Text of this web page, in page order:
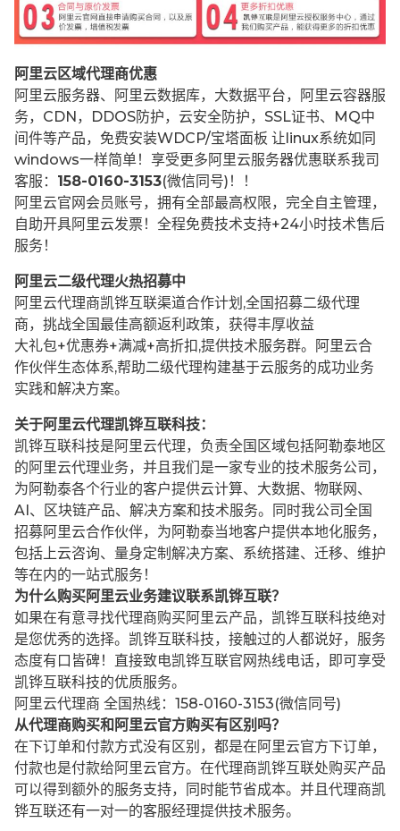
阿里云区域代理商优惠
阿里云服务器、阿里云数据库，大数据平台，阿里云容器服
务，CDN，DDOS防护，云安全防护，SSL证书、MQ中
间件等产品，免费安装WDCP/宝塔面板 让 linux系统如同
windows一样简单！享受更多阿里云服务器优惠联系我司
客服： 158-0160-3153(微信同号)！！
阿里云官网会员账号，拥有全部最高权限，完全自主管理，
自助开具阿里云发票！全程免费技术支持+24小时技术售后
服务！
阿里云二级代理火热招募中
阿里云代理商凯铧互联渠道合作计划,全国招募二级代理
商，挑战全国最佳高额返利政策，获得丰厚收益
大礼包+优惠券+满减+高折扣,提供技术服务群。阿里云合
作伙伴生态体系,帮助二级代理构建基于云服务的成功业务
实践和解决方案。
关于阿里云代理凯铧互联科技：
凯铧互联科技是阿里云代理，负责全国区域包括阿勒泰地区
的阿里云代理业务，并且我们是一家专业的技术服务公司，
为阿勒泰各个行业的客户提供云计算、大数据、物联网、
AI、区块链产品、解决方案和技术服务。同时我公司全国
招募阿里云合作伙伴，为阿勒泰当地客户提供本地化服务，
包括上云咨询、量身定制解决方案、系统搭建、迁移、维护
等在内的一站式服务！
为什么购买阿里云业务建议联系凯铧互联？
如果在有意寻找代理商购买阿里云产品，凯铧互联科技绝对
是您优秀的选择。凯铧互联科技，接触过的人都说好，服务
态度有口皆碑！直接致电凯铧互联官网热线电话，即可享受
凯铧互联科技的优质服务。
阿里云代理商 全国热线：158-0160-3153(微信同号)
从代理商购买和阿里云官方购买有区别吗？
在下订单和付款方式没有区别，都是在阿里云官方下订单，
付款也是付款给阿里云官方。在代理商凯铧互联处购买产品
可以得到额外的服务支持，同时能节省成本。并且代理商凯
铧互联还有一对一的客服经理提供技术服务。